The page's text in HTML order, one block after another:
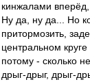
кинжалами
Ну да, ну да... Но
притормозить,
центральном
потому - сколько
дрыг-дрыг, дрыг-